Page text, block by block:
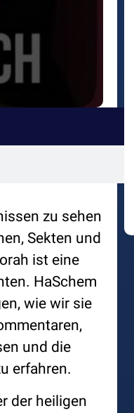
zu sehen
Sekten und
ist eine
HaSchem
wie wir sie
und die
erfahren.
der heiligen